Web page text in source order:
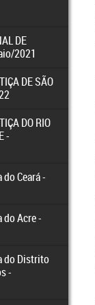
DE
2021
DE SÃO
DO RIO
-
Ceará -
Acre -
do Distrito
-